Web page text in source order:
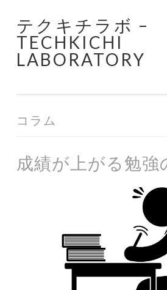
コ
ン
テ
ス
ッ
プ
テクキチラボ –
TECHKICHI
LABORATORY
コラム
成績が上がる勉強